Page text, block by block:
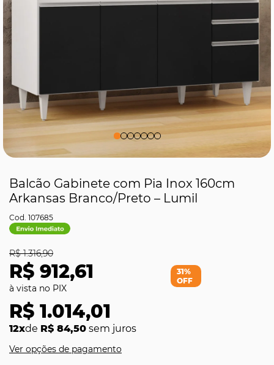
Balcão Gabinete com Pia Inox 160cm
Arkansas Branco/Preto – Lumil
107685
R$ 912,61
R$ 1.316,90
R$ 1.014,01
12xde R$ 84,50 sem juros
31%
OFF
Ver opções de pagamento